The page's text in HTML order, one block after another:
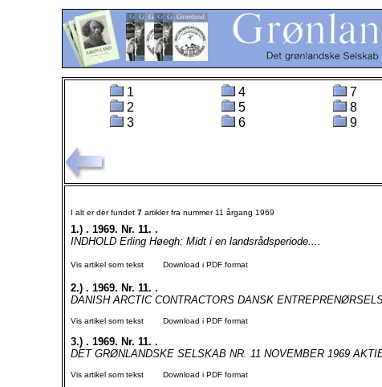
1
2
3
4
5
6
7
8
9
I alt er der fundet 7 artikler fra nummer 11 årgang 1969
1.) . 1969. Nr. 11. .
INDHOLD Erling Høegh: Midt i en landsrådsperiode....
Vis artikel som tekst Download i PDF format
2.) . 1969. Nr. 11. .
DANISH ARCTIC CONTRACTORS DANSK
Vis artikel som tekst Download i PDF format
3.) . 1969. Nr. 11. .
DET GRØNLANDSKE SELSKAB NR. 11 NOVEMBER 1969
Vis artikel som tekst Download i PDF format